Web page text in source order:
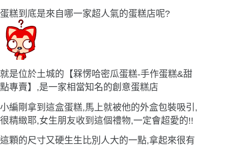
蛋糕到底是來自哪一家超人氣的蛋糕店呢?
就是位於土城的【槑愣哈密瓜蛋糕-手作蛋糕&甜
點專賣】,是一家相當知名的創意蛋糕店
小編剛拿到這盒蛋糕,馬上就被他的外盒包裝吸引,
很精緻耶,女生朋友收到這個禮物,一定會超愛的!!
這顆的尺寸又硬生生比別人大的一點,拿起來很有